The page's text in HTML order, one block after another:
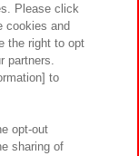
トポリシー
ィ方針と検証結果
問・お問い合わせ
Please click
cookies and
the right to opt
partners.
to
opt-out
sharing of